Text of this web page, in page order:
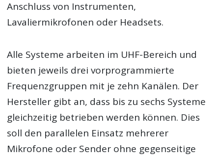
Anschluss von Instrumenten,
Lavaliermikrofonen oder Headsets.
Alle Systeme arbeiten im UHF-Bereich und
bieten jeweils drei vorprogrammierte
Frequenzgruppen mit je zehn Kanälen. Der
Hersteller gibt an, dass bis zu sechs Systeme
gleichzeitig betrieben werden können. Dies
soll den parallelen Einsatz mehrerer
Mikrofone oder Sender ohne gegenseitige